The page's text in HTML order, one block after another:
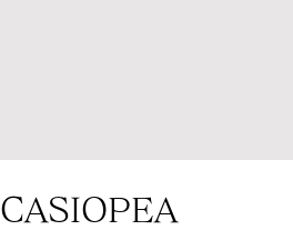
CASIOPEA